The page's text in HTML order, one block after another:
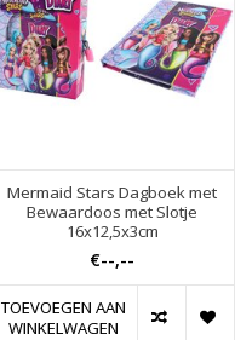
Mermaid Stars Dagboek met
Bewaardoos met Slotje
16x12,5x3cm
€--,--
TOEVOEGEN AAN
WINKELWAGEN